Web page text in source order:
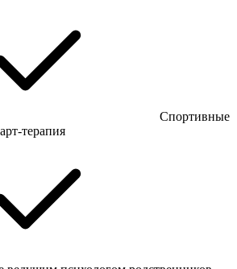
Спортивные
терапия